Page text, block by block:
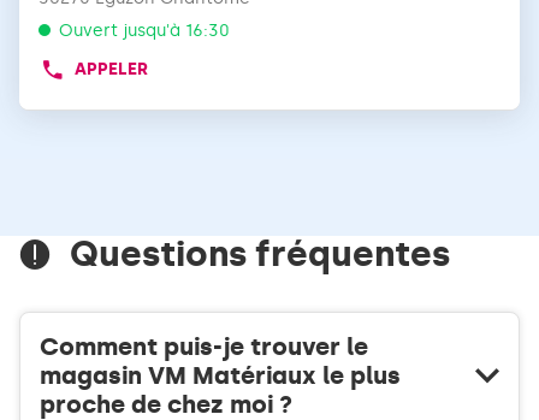
ENTRÉE
obtenir
de
:
Ouvert jusqu'à 16:30
APPELER
AFFICHER
DE
VENTE
MATÉRIAUX
BOIS
Questions fréquentes
Comment puis-je trouver le
magasin VM Matériaux le plus
proche de chez moi ?